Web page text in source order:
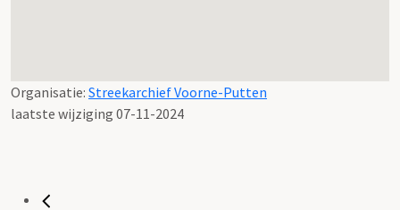
Organisatie: Streekarchief Voorne-Putten
laatste wijziging 07-11-2024